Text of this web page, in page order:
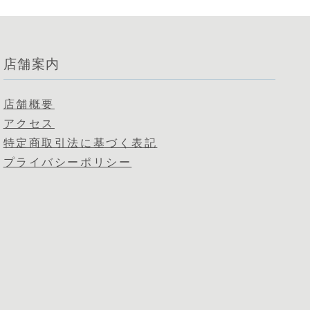
店舗案内
店舗概要
アクセス
特定商取引法に基づく表記
プライバシーポリシー